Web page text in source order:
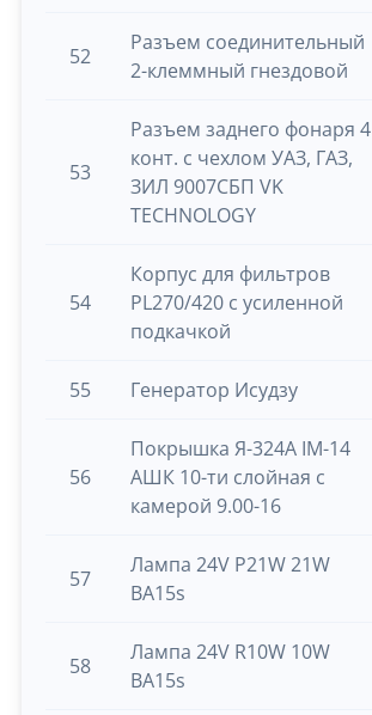
52
Разъем соединительный
2-клеммный гнездовой
53
Разъем заднего фонаря 4
конт. с чехлом УАЗ, ГАЗ,
ЗИЛ 9007СБП VK
TECHNOLOGY
54
Корпус для фильтров
PL270/420 с усиленной
подкачкой
55 Генератор Исудзу
56
Покрышка Я-324А IM-14
АШК 10-ти слойная с
камерой 9.00-16
57
Лампа 24V P21W 21W
BA15s
58
Лампа 24V R10W 10W
BA15s